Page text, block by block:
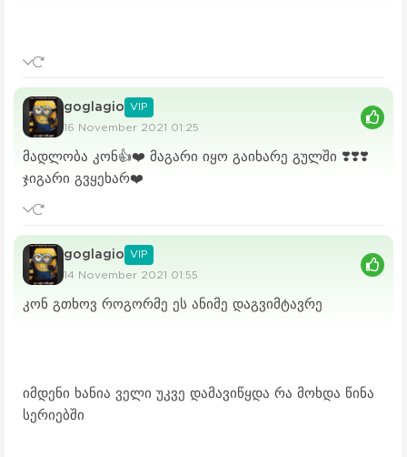
goglagio VIP
16 November 2021 01:25
მადლობა კონ👍❤️ მაგარი იყო გაიხარე გულში ❣️❣️❣️
ჯიგარი გვყეხარ❤️
goglagio VIP
14 November 2021 01:55
კონ გთხოვ როგორმე ეს ანიმე დაგვიმტავრე
იმდენი ხანია ველი უკვე დამავიწყდა რა მოხდა წინა
სერიებში